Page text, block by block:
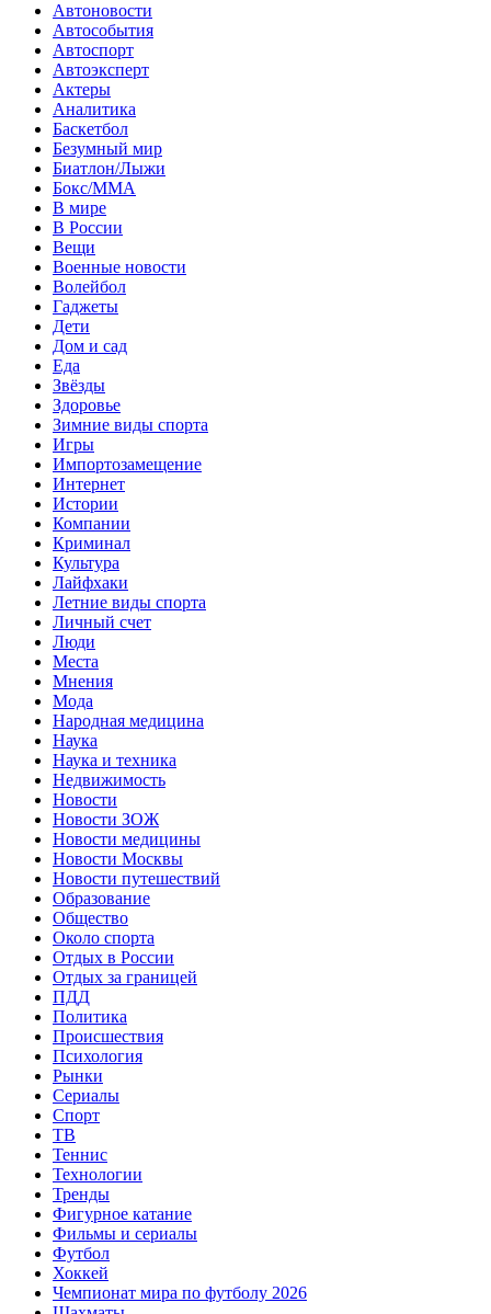
Автоновости
Автособытия
Автоспорт
Автоэксперт
Актеры
Аналитика
Баскетбол
Безумный мир
Биатлон/Лыжи
Бокс/MMA
В мире
В России
Вещи
Военные новости
Волейбол
Гаджеты
Дети
Дом и сад
Еда
Звёзды
Здоровье
Зимние виды спорта
Игры
Импортозамещение
Интернет
Истории
Компании
Криминал
Культура
Лайфхаки
Летние виды спорта
Личный счет
Люди
Места
Мнения
Мода
Народная медицина
Наука
Наука и техника
Недвижимость
Новости
Новости ЗОЖ
Новости медицины
Новости Москвы
Новости путешествий
Образование
Общество
Около спорта
Отдых в России
Отдых за границей
ПДД
Политика
Происшествия
Психология
Рынки
Сериалы
Спорт
ТВ
Теннис
Технологии
Тренды
Фигурное катание
Фильмы и сериалы
Футбол
Хоккей
Чемпионат мира по футболу 2026